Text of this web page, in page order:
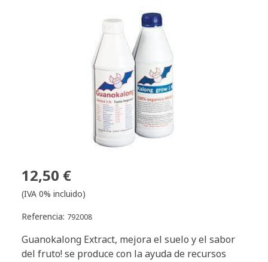
12,50 €
(IVA 0% incluido)
Referencia: 792008
Guanokalong Extract, mejora el suelo y el sabor
del fruto! se produce con la ayuda de recursos